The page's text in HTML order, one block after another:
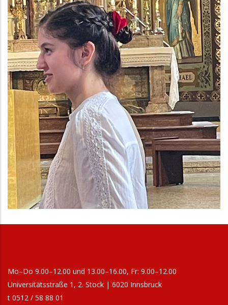
Mo–Do 9.00–12.00 und 13.00–16.00, Fr: 9.00–12.00
Universitätsstraße 1, 2. Stock | 6020 Innsbruck
t 0512 / 58 88 01